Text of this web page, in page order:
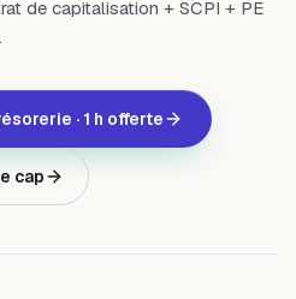
de capitalisation + SCPI + PE
· 1 h offerte
cap